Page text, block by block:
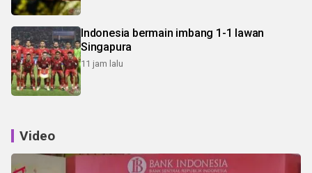
Indonesia bermain imbang 1-1 lawan
Singapura
11 jam lalu
Video